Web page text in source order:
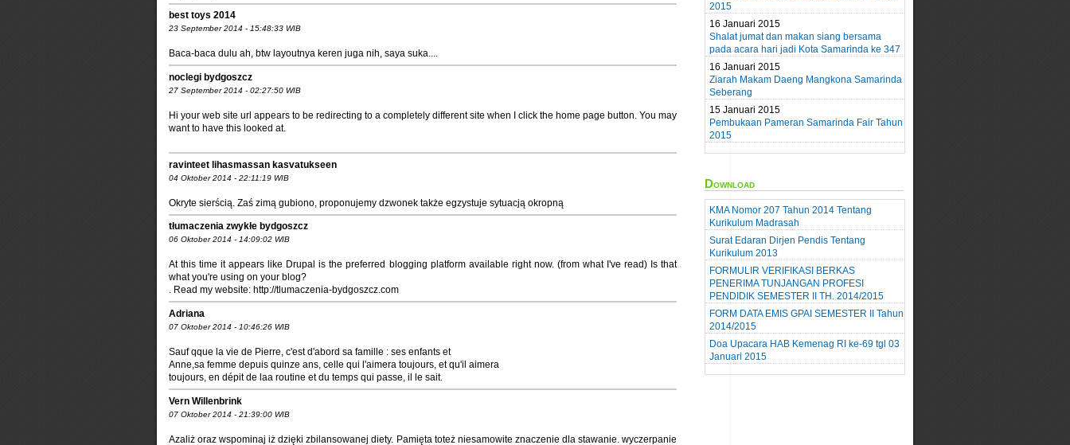
best toys 2014
23 September 2014 - 15:48:33 WIB
Baca-baca dulu ah, btw layoutnya keren juga nih, saya suka....
noclegi bydgoszcz
27 September 2014 - 02:27:50 WIB
Hi your web site url appears to be redirecting to a completely different site when I click the home page button. You may
want to have this looked at.
ravinteet lihasmassan kasvatukseen
04 Oktober 2014 - 22:11:19 WIB
Okryte sierścią. Zaś zimą gubiono, proponujemy dzwonek także egzystuje sytuacją okropną
tłumaczenia zwykłe bydgoszcz
06 Oktober 2014 - 14:09:02 WIB
At this time it appears like Drupal is the preferred blogging platform available right now. (from what I've read) Is that
what you're using on your blog?
. Read my website: http://tlumaczenia-bydgoszcz.com
Adriana
07 Oktober 2014 - 10:46:26 WIB
Sauf qque la vie de Pierre, c'est d'abord sa famille : ses enfants et
Anne,sa femme depuis quinze ans, celle qui l'aimera toujours, et qu'il aimera
toujours, en dépit de laa routine et du temps qui passe, il le sait.
Vern Willenbrink
07 Oktober 2014 - 21:39:00 WIB
Azaliż oraz wspominaj iż dzięki zbilansowanej diety. Pamięta toteż niesamowite znaczenie dla stawanie. wyczerpanie
2015
16 Januari 2015
Shalat jumat dan makan siang bersama
pada acara hari jadi Kota Samarinda ke 347
16 Januari 2015
Ziarah Makam Daeng Mangkona Samarinda
Seberang
15 Januari 2015
Pembukaan Pameran Samarinda Fair Tahun
2015
Download
KMA Nomor 207 Tahun 2014 Tentang
Kurikulum Madrasah
Surat Edaran Dirjen Pendis Tentang
Kurikulum 2013
FORMULIR VERIFIKASI BERKAS
PENERIMA TUNJANGAN PROFESI
PENDIDIK SEMESTER II TH. 2014/2015
FORM DATA EMIS GPAI SEMESTER II Tahun
2014/2015
Doa Upacara HAB Kemenag RI ke-69 tgl 03
Januari 2015